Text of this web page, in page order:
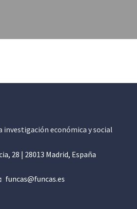
investigación económica y social
28 | 28013 Madrid, España
funcas@funcas.es